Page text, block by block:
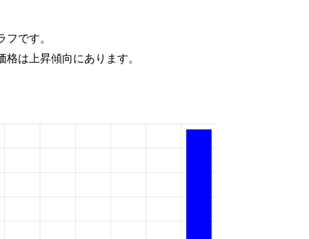
です。
は上昇傾向にあります。